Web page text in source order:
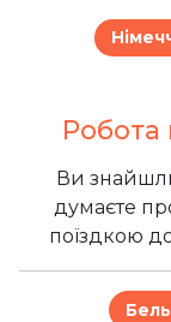
Робота
Ви
думаєте
поїздкою